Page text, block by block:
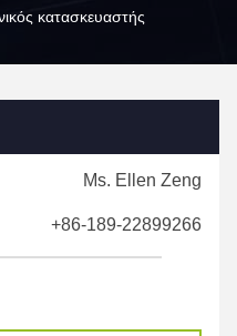
κατασκευαστής
Ms. Ellen Zeng
+86-189-22899266